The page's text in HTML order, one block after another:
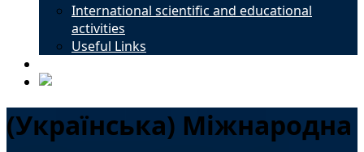
International scientific and educational
activities
Useful Links
(Українська) Міжнародна